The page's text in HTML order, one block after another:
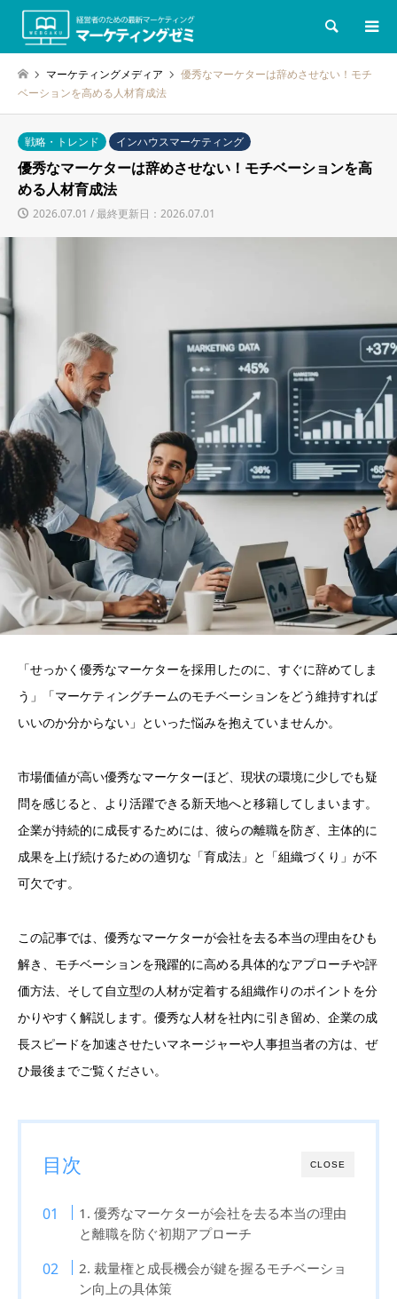
検索
マーケティングメディア
優秀なマーケターは辞めさせない！モチ
ベーションを高める人材育成法
戦略・トレンド
インハウスマーケティング
優秀なマーケターは辞めさせない！モチベーションを高
める人材育成法
2026.07.01 / 最終更新日：2026.07.01
「せっかく優秀なマーケターを採用したのに、すぐに辞めてしま
う」「マーケティングチームのモチベーションをどう維持すれば
いいのか分からない」といった悩みを抱えていませんか。
市場価値が高い優秀なマーケターほど、現状の環境に少しでも疑
問を感じると、より活躍できる新天地へと移籍してしまいます。
企業が持続的に成長するためには、彼らの離職を防ぎ、主体的に
成果を上げ続けるための適切な「育成法」と「組織づくり」が不
可欠です。
この記事では、優秀なマーケターが会社を去る本当の理由をひも
解き、モチベーションを飛躍的に高める具体的なアプローチや評
価方法、そして自立型の人材が定着する組織作りのポイントを分
かりやすく解説します。優秀な人材を社内に引き留め、企業の成
長スピードを加速させたいマネージャーや人事担当者の方は、ぜ
ひ最後までご覧ください。
CLOSE
目次
1. 優秀なマーケターが会社を去る本当の理由
と離職を防ぐ初期アプローチ
2. 裁量権と成長機会が鍵を握るモチベーショ
ン向上の具体策